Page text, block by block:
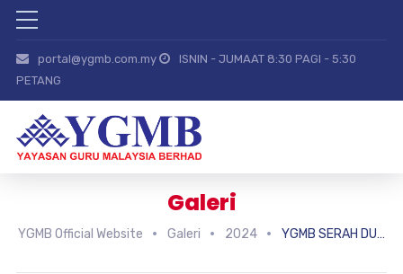
portal@ygmb.com.my
ISNIN - JUMAAT 8:30 PAGI - 5:30
PETANG
Galeri
YGMB Official Website Galeri 2024 YGMB SERAH DUA KHAIRAT KEMATIAN KEPADA WARIS AHLI SKIM 16